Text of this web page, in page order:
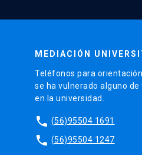
MEDIACIÓN
Teléfonos para
se ha vulnerado alguno
en la universidad.
phone (56)95504 1691
phone (56)95504 1247